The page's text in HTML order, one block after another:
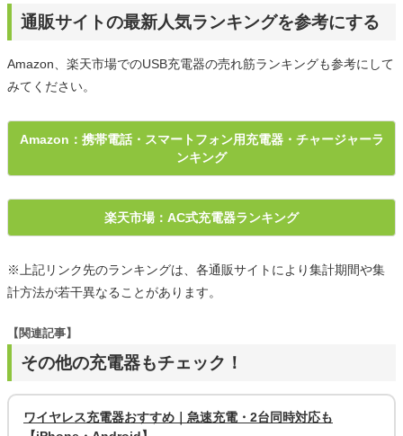
通販サイトの最新人気ランキングを参考にする
Amazon、楽天市場でのUSB充電器の売れ筋ランキングも参考にして
みてください。
Amazon：携帯電話・スマートフォン用充電器・チャージャーラ
ンキング
楽天市場：AC式充電器ランキング
※上記リンク先のランキングは、各通販サイトにより集計期間や集
計方法が若干異なることがあります。
その他の充電器もチェック！
【関連記事】
ワイヤレス充電器おすすめ｜急速充電・2台同時対応も